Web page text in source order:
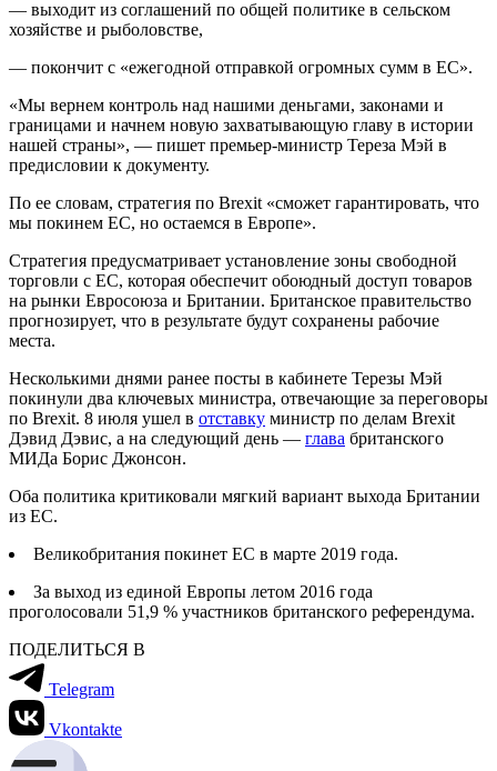
— выходит из соглашений по общей политике в сельском
хозяйстве и рыболовстве,
— покончит с «ежегодной отправкой огромных сумм в ЕС».
«Мы вернем контроль над нашими деньгами, законами и
границами и начнем новую захватывающую главу в истории
нашей страны», — пишет премьер-министр Тереза Мэй в
предисловии к документу.
По ее словам, стратегия по Brexit «сможет гарантировать, что
мы покинем ЕС, но остаемся в Европе».
Стратегия предусматривает установление зоны свободной
торговли с ЕС, которая обеспечит обоюдный доступ товаров
на рынки Евросоюза и Британии. Британское правительство
прогнозирует, что в результате будут сохранены рабочие
места.
Несколькими днями ранее посты в кабинете Терезы Мэй
покинули два ключевых министра, отвечающие за переговоры
по Brexit. 8 июля ушел в отставку министр по делам Brexit
Дэвид Дэвис, а на следующий день — глава британского
МИДа Борис Джонсон.
Оба политика критиковали мягкий вариант выхода Британии
из ЕС.
Великобритания покинет ЕС в марте 2019 года.
За выход из единой Европы летом 2016 года
проголосовали 51,9 % участников британского референдума.
ПОДЕЛИТЬСЯ В
Telegram
Vkontakte